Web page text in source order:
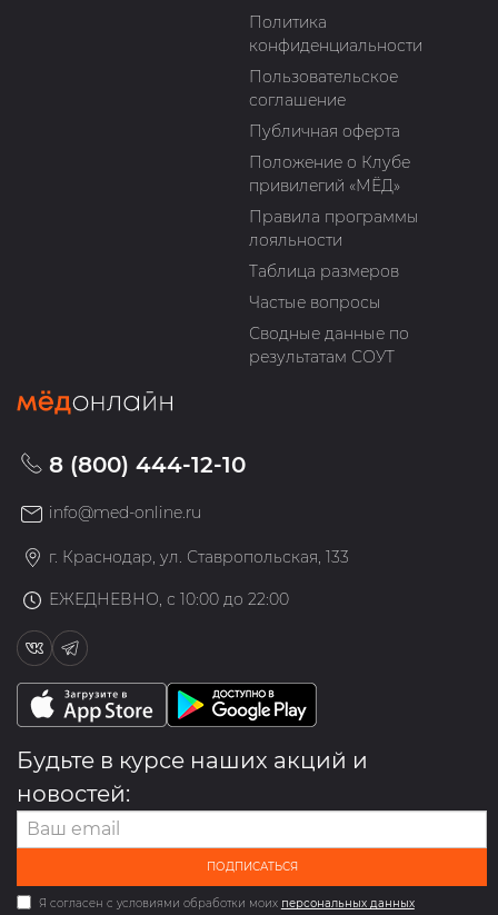
Политика
конфиденциальности
Пользовательское
соглашение
Публичная оферта
Положение о Клубе
привилегий «МЁД»
Правила программы
лояльности
Таблица размеров
Частые вопросы
Сводные данные по
результатам СОУТ
8 (800) 444-12-10
info@med-online.ru
г. Краснодар, ул. Ставропольская, 133
ЕЖЕДНЕВНО, с 10:00 до 22:00
Будьте в курсе наших акций и
новостей:
ПОДПИСАТЬСЯ
Я согласен с условиями обработки моих персональных данных